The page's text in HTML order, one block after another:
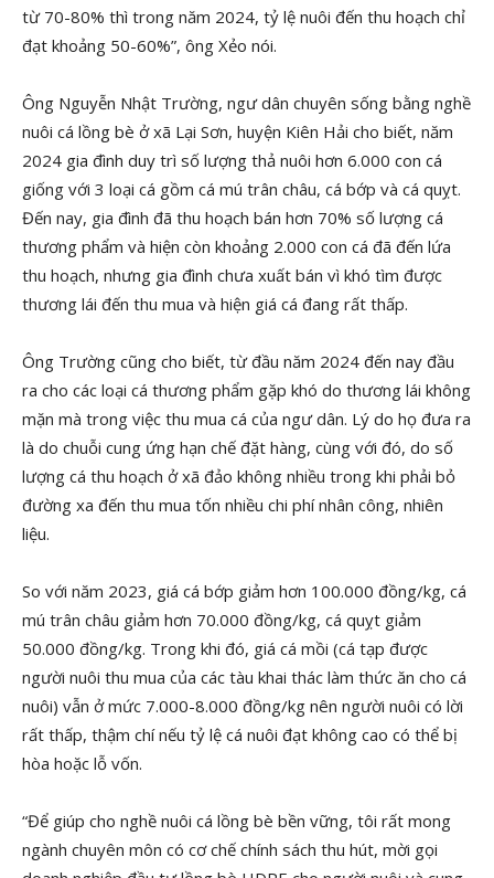
từ 70-80% thì trong năm 2024, tỷ lệ nuôi đến thu hoạch chỉ
đạt khoảng 50-60%”, ông Xẻo nói.
Ông Nguyễn Nhật Trường, ngư dân chuyên sống bằng nghề
nuôi cá lồng bè ở xã Lại Sơn, huyện Kiên Hải cho biết, năm
2024 gia đình duy trì số lượng thả nuôi hơn 6.000 con cá
giống với 3 loại cá gồm cá mú trân châu, cá bớp và cá quỵt.
Đến nay, gia đình đã thu hoạch bán hơn 70% số lượng cá
thương phẩm và hiện còn khoảng 2.000 con cá đã đến lứa
thu hoạch, nhưng gia đình chưa xuất bán vì khó tìm được
thương lái đến thu mua và hiện giá cá đang rất thấp.
Ông Trường cũng cho biết, từ đầu năm 2024 đến nay đầu
ra cho các loại cá thương phẩm gặp khó do thương lái không
mặn mà trong việc thu mua cá của ngư dân. Lý do họ đưa ra
là do chuỗi cung ứng hạn chế đặt hàng, cùng với đó, do số
lượng cá thu hoạch ở xã đảo không nhiều trong khi phải bỏ
đường xa đến thu mua tốn nhiều chi phí nhân công, nhiên
liệu.
So với năm 2023, giá cá bớp giảm hơn 100.000 đồng/kg, cá
mú trân châu giảm hơn 70.000 đồng/kg, cá quỵt giảm
50.000 đồng/kg. Trong khi đó, giá cá mồi (cá tạp được
người nuôi thu mua của các tàu khai thác làm thức ăn cho cá
nuôi) vẫn ở mức 7.000-8.000 đồng/kg nên người nuôi có lời
rất thấp, thậm chí nếu tỷ lệ cá nuôi đạt không cao có thể bị
hòa hoặc lỗ vốn.
“Để giúp cho nghề nuôi cá lồng bè bền vững, tôi rất mong
ngành chuyên môn có cơ chế chính sách thu hút, mời gọi